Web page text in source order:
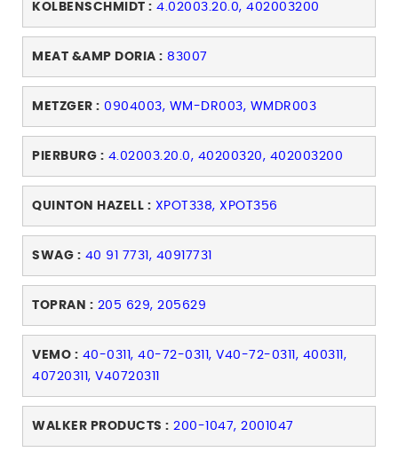
KOLBENSCHMIDT : 4.02003.20.0, 402003200
MEAT &AMP DORIA : 83007
METZGER : 0904003, WM-DR003, WMDR003
PIERBURG : 4.02003.20.0, 40200320, 402003200
QUINTON HAZELL : XPOT338, XPOT356
SWAG : 40 91 7731, 40917731
TOPRAN : 205 629, 205629
VEMO : 40-0311, 40-72-0311, V40-72-0311, 400311,
40720311, V40720311
WALKER PRODUCTS : 200-1047, 2001047